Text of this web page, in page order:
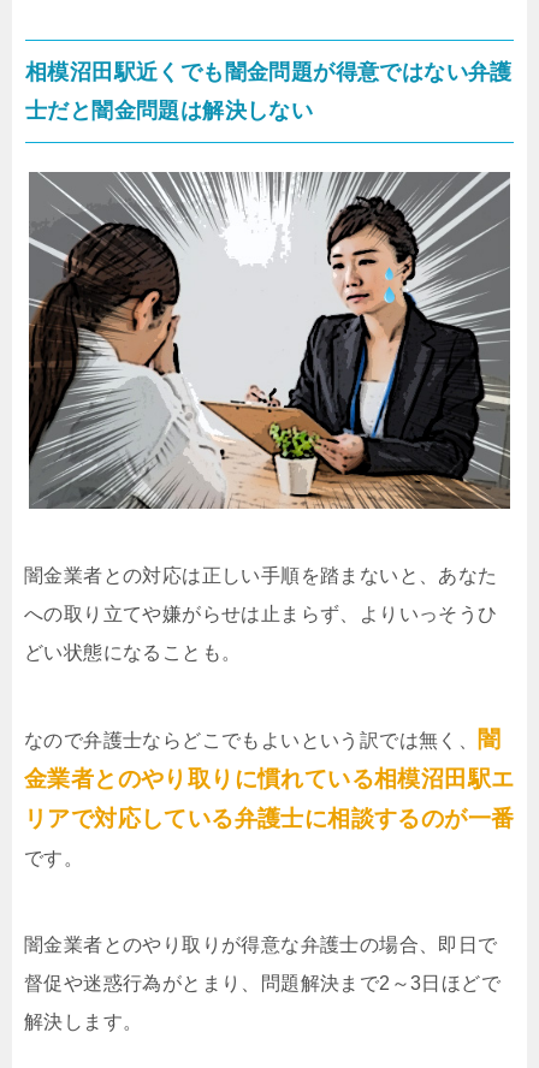
相模沼田駅近くでも闇金問題が得意ではない弁護
士だと闇金問題は解決しない
闇金業者との対応は正しい手順を踏まないと、あなた
への取り立てや嫌がらせは止まらず、よりいっそうひ
どい状態になることも。
なので弁護士ならどこでもよいという訳では無く、
闇
金業者とのやり取りに慣れている相模沼田駅エ
リアで対応している弁護士に相談するのが一番
です。
闇金業者とのやり取りが得意な弁護士の場合、即日で
督促や迷惑行為がとまり、問題解決まで2～3日ほどで
解決します。